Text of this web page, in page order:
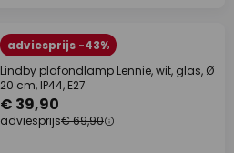
adviesprijs -43%
Lindby plafondlamp Lennie, wit, glas, Ø
20 cm, IP44, E27
€ 39,90
adviesprijs€ 69,90